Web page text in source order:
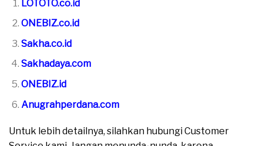
LOTOTO.co.id
ONEBIZ.co.id
Sakha.co.id
Sakhadaya.com
ONEBIZ.id
Anugrahperdana.com
Untuk lebih detailnya, silahkan hubungi Customer